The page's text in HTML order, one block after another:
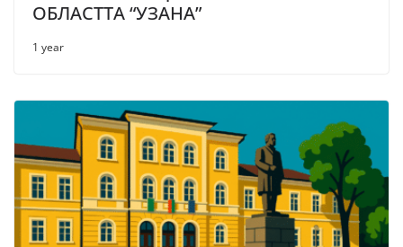
ОБЛАСТТА “УЗАНА”
1 year